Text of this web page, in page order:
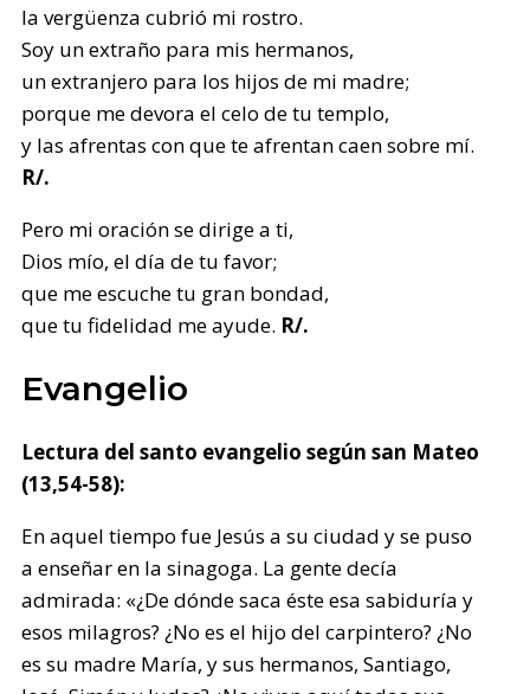
la vergüenza cubrió mi rostro.
Soy un extraño para mis hermanos,
un extranjero para los hijos de mi madre;
porque me devora el celo de tu templo,
y las afrentas con que te afrentan caen sobre mí.
R/.
Pero mi oración se dirige a ti,
Dios mío, el día de tu favor;
que me escuche tu gran bondad,
que tu fidelidad me ayude. R/.
Evangelio
Lectura del santo evangelio según san Mateo
(13,54-58):
En aquel tiempo fue Jesús a su ciudad y se puso
a enseñar en la sinagoga. La gente decía
admirada: «¿De dónde saca éste esa sabiduría y
esos milagros? ¿No es el hijo del carpintero? ¿No
es su madre María, y sus hermanos, Santiago,